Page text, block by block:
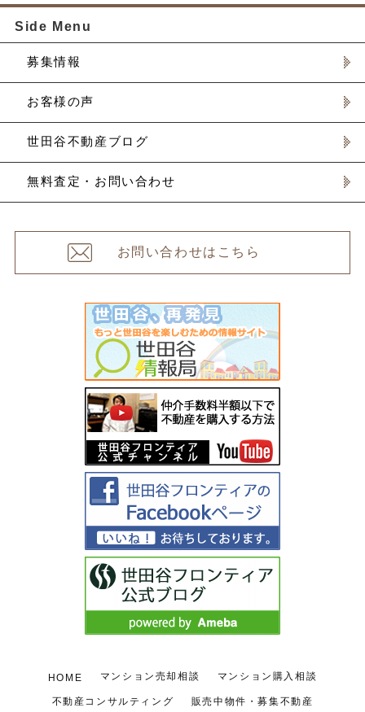
Side Menu
募集情報
お客様の声
世田谷不動産ブログ
無料査定・お問い合わせ
お問い合わせはこちら
HOME マンション売却相談 マンション購入相談
不動産コンサルティング 販売中物件・募集不動産